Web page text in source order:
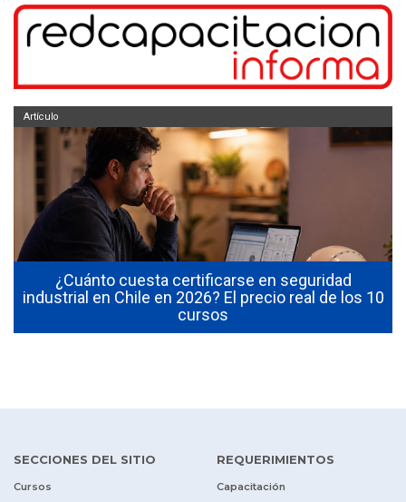
¿Cuánto cuesta certificarse en seguridad
industrial en Chile en 2026? El precio real de los 10
cursos
Artículo
SECCIONES DEL SITIO
Cursos
REQUERIMIENTOS
Capacitación